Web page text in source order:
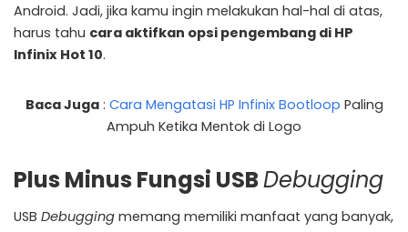
Android. Jadi, jika kamu ingin melakukan hal-hal di atas,
harus tahu cara aktifkan opsi pengembang di HP
Infinix Hot 10.
Baca Juga: Cara Mengatasi HP Infinix Bootloop Paling
Ampuh Ketika Mentok di Logo
Plus Minus Fungsi USBDebugging
USB Debugging memang memiliki manfaat yang banyak,